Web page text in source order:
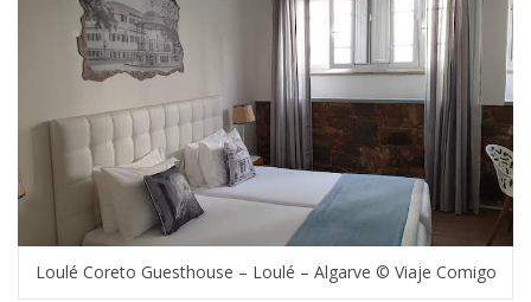
Loulé Coreto Guesthouse – Loulé – Algarve © Viaje Comigo